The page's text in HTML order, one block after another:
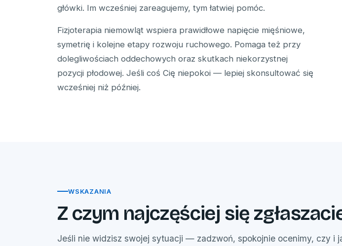
główki. Im wcześniej zareagujemy, tym łatwiej pomóc.
Fizjoterapia niemowląt wspiera prawidłowe napięcie mięśniowe,
symetrię i kolejne etapy rozwoju ruchowego. Pomaga też przy
dolegliwościach oddechowych oraz skutkach niekorzystnej
pozycji płodowej. Jeśli coś Cię niepokoi — lepiej skonsultować się
wcześniej niż później.
WSKAZANIA
Z czym najczęściej się
Jeśli nie widzisz swojej sytuacji — zadzwoń, spokojnie ocenimy, czy i